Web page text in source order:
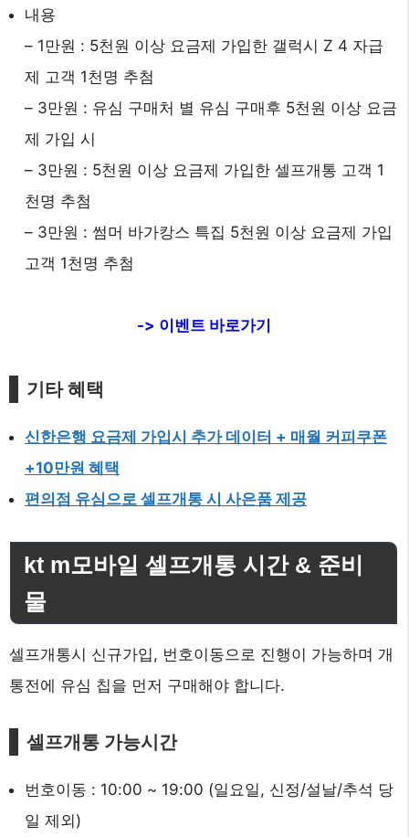
내용
– 1만원 : 5천원 이상 요금제 가입한 갤럭시 Z 4 자급
제 고객 1천명 추첨
– 3만원 : 유심 구매처 별 유심 구매후 5천원 이상 요금
제 가입 시
– 3만원 : 5천원 이상 요금제 가입한 셀프개통 고객 1
천명 추첨
– 3만원 : 썸머 바가캉스 특집 5천원 이상 요금제 가입
고객 1천명 추첨
-> 이벤트 바로가기
기타 혜택
신한은행 요금제 가입시 추가 데이터 + 매월 커피쿠폰
+10만원 혜택
편의점 유심으로 셀프개통 시 사은품 제공
kt m모바일 셀프개통 시간 & 준비
물
셀프개통시 신규가입, 번호이동으로 진행이 가능하며 개
통전에 유심 칩을 먼저 구매해야 합니다.
셀프개통 가능시간
번호이동 : 10:00 ~ 19:00 (일요일, 신정/설날/추석 당
일 제외)